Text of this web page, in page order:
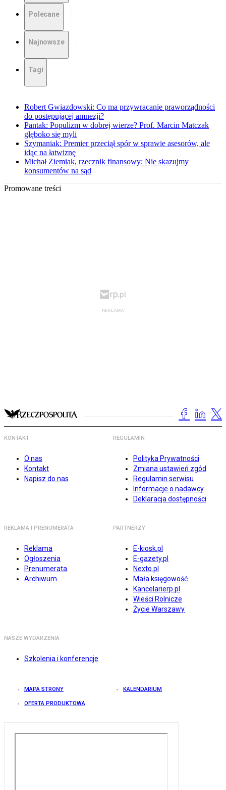
Polecane
Najnowsze
Tagi
Robert Gwiazdowski: Co ma przywracanie praworządności
do postępującej amnezji?
Pantak: Populizm w dobrej wierze? Prof. Marcin Matczak
głęboko się myli
Szymaniak: Premier przeciął spór w sprawie asesorów, ale
idąc na łatwiznę
Michał Ziemiak, rzecznik finansowy: Nie skazujmy
konsumentów na sąd
Promowane treści
KONTAKT
O nas
Kontakt
Napisz do nas
REGULAMIN
Polityka Prywatności
Zmiana ustawień zgód
Regulamin serwisu
Informacje o nadawcy
Deklaracja dostępności
REKLAMA I PRENUMERATA
Reklama
Ogłoszenia
Prenumerata
Archiwum
PARTNERZY
E-kiosk.pl
E-gazety.pl
Nexto.pl
Mała księgowość
Kancelarierp.pl
Wieści Rolnicze
Życie Warszawy
NASZE WYDARZENIA
Szkolenia i konferencje
MAPA STRONY KALENDARIUM
OFERTA PRODUKTOWA